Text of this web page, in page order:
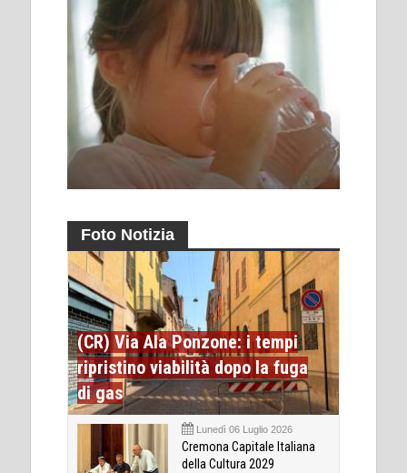
Foto Notizia
(CR) Via Ala Ponzone: i tempi
ripristino viabilità dopo la fuga
di gas
Lunedì 06 Luglio 2026
Cremona Capitale Italiana
della Cultura 2029